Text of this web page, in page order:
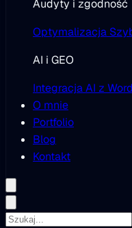
Audyty i zgodność
Optymalizacja
AI i GEO
Integracja AI z
O mnie
Portfolio
Blog
Kontakt